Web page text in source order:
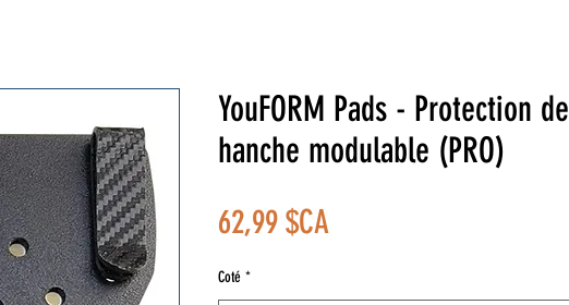
YouFORM Pads - Protection de
hanche modulable (PRO)
62,99 $CA
Coté *